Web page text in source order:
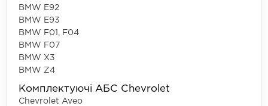
BMW E92
BMW E93
BMW F01, F04
BMW F07
BMW X3
BMW Z4
Комплектуючі АБС Chevrolet
Chevrolet Aveo